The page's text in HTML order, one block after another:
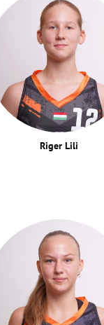
Riger Lili